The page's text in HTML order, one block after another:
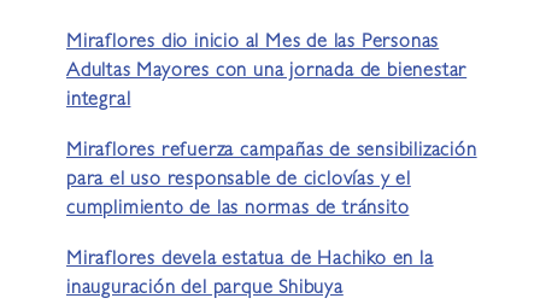
Miraflores dio inicio al Mes de las Personas
Adultas Mayores con una jornada de bienestar
integral
Miraflores refuerza campañas de sensibilización
para el uso responsable de ciclovías y el
cumplimiento de las normas de tránsito
Miraflores devela estatua de Hachiko en la
inauguración del parque Shibuya